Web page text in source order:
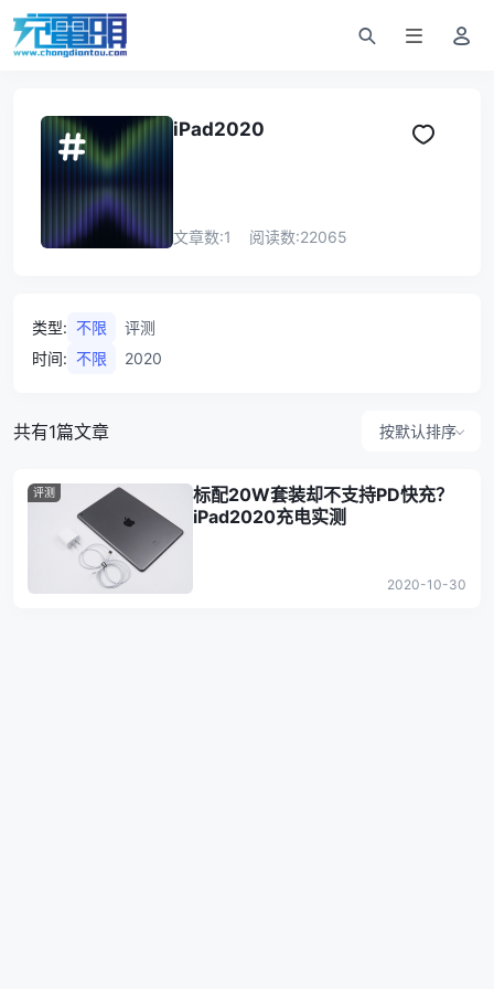
iPad2020
文章数:1 阅读数:22065
类型: 不限
评测
时间: 不限 2020
共有1篇文章 按默认排序
评测
标配20W套装却不支持PD快充？
iPad2020充电实测
2020-10-30